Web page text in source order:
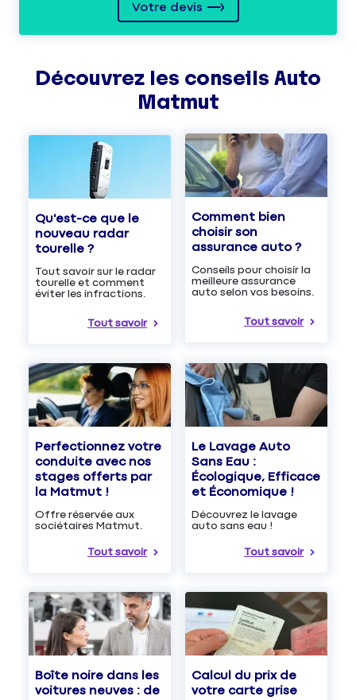
Votre devis
Découvrez les conseils Auto
Matmut
Qu'est-ce que le
nouveau radar
tourelle ?
Tout savoir sur le radar
tourelle et comment
éviter les infractions.
Tout savoir
Comment bien
choisir son
assurance auto ?
Conseils pour choisir la
meilleure assurance
auto selon vos besoins.
Tout savoir
Perfectionnez votre
conduite avec nos
stages offerts par
la Matmut !
Offre réservée aux
sociétaires Matmut.
Tout savoir
Le Lavage Auto
Sans Eau :
Écologique, Efficace
et Économique !
Découvrez le lavage
auto sans eau !
Tout savoir
Boîte noire dans les
voitures neuves : de
Calcul du prix de
votre carte grise